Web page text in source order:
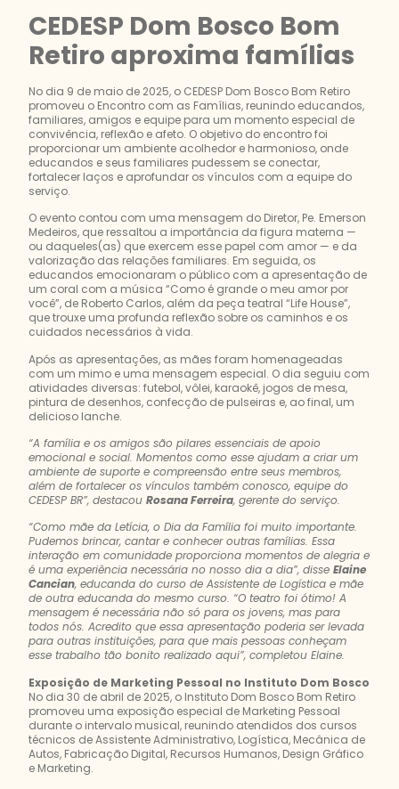
CEDESP Dom Bosco Bom
Retiro aproxima famílias
No dia 9 de maio de 2025, o CEDESP Dom Bosco Bom Retiro
promoveu o Encontro com as Famílias, reunindo educandos,
familiares, amigos e equipe para um momento especial de
convivência, reflexão e afeto. O objetivo do encontro foi
proporcionar um ambiente acolhedor e harmonioso, onde
educandos e seus familiares pudessem se conectar,
fortalecer laços e aprofundar os vínculos com a equipe do
serviço.
O evento contou com uma mensagem do Diretor, Pe. Emerson
Medeiros, que ressaltou a importância da figura materna —
ou daqueles(as) que exercem esse papel com amor — e da
valorização das relações familiares. Em seguida, os
educandos emocionaram o público com a apresentação de
um coral com a música “Como é grande o meu amor por
você”, de Roberto Carlos, além da peça teatral “Life House”,
que trouxe uma profunda reflexão sobre os caminhos e os
cuidados necessários à vida.
Após as apresentações, as mães foram homenageadas
com um mimo e uma mensagem especial. O dia seguiu com
atividades diversas: futebol, vôlei, karaokê, jogos de mesa,
pintura de desenhos, confecção de pulseiras e, ao final, um
delicioso lanche.
“A família e os amigos são pilares essenciais de apoio
emocional e social. Momentos como esse ajudam a criar um
ambiente de suporte e compreensão entre seus membros,
além de fortalecer os vínculos também conosco, equipe do
CEDESP BR”, destacou Rosana Ferreira, gerente do serviço.
“Como mãe da Letícia, o Dia da Família foi muito importante.
Pudemos brincar, cantar e conhecer outras famílias. Essa
interação em comunidade proporciona momentos de alegria e
é uma experiência necessária no nosso dia a dia”, disse Elaine
Cancian, educanda do curso de Assistente de Logística e mãe
de outra educanda do mesmo curso. “O teatro foi ótimo! A
mensagem é necessária não só para os jovens, mas para
todos nós. Acredito que essa apresentação poderia ser levada
para outras instituições, para que mais pessoas conheçam
esse trabalho tão bonito realizado aqui”, completou Elaine.
Exposição de Marketing Pessoal no Instituto Dom Bosco
No dia 30 de abril de 2025, o Instituto Dom Bosco Bom Retiro
promoveu uma exposição especial de Marketing Pessoal
durante o intervalo musical, reunindo atendidos dos cursos
técnicos de Assistente Administrativo, Logística, Mecânica de
Autos, Fabricação Digital, Recursos Humanos, Design Gráfico
e Marketing.